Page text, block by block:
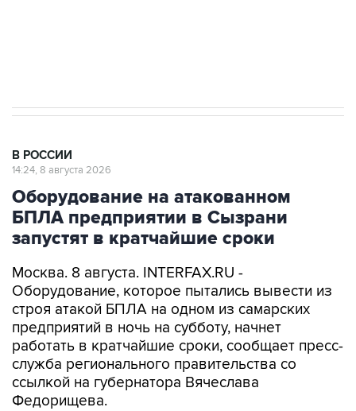
В РОССИИ
14:24, 8 августа 2026
Оборудование на атакованном
БПЛА предприятии в Сызрани
запустят в кратчайшие сроки
Москва. 8 августа. INTERFAX.RU -
Оборудование, которое пытались вывести из
строя атакой БПЛА на одном из самарских
предприятий в ночь на субботу, начнет
работать в кратчайшие сроки, сообщает пресс-
служба регионального правительства со
ссылкой на губернатора Вячеслава
Федорищева.